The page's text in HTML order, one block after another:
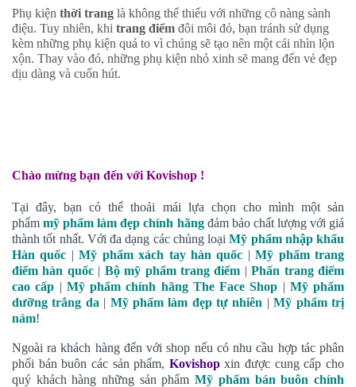
Phụ kiện thời trang là không thể thiếu với những cô nàng sành
điệu. Tuy nhiên, khi trang điểm đôi môi đỏ, bạn tránh sử dụng
kèm những phụ kiện quá to vì chúng sẽ tạo nên một cái nhìn lộn
xộn. Thay vào đó, những phụ kiện nhỏ xinh sẽ mang đến vẻ đẹp
dịu dàng và cuốn hút.
Chào mừng bạn đến với Kovishop !
Tại đây, bạn có thể thoải mái lựa chọn cho mình một sản
phẩm mỹ phẩm làm đẹp chính hãng đảm bảo chất lượng với giá
thành tốt nhất. Với đa dạng các chủng loại Mỹ phẩm nhập khẩu
Hàn quốc | Mỹ phẩm xách tay hàn quốc | Mỹ phẩm trang
điểm hàn quốc | Bộ mỹ phẩm trang điểm | Phấn trang điểm
cao cấp | Mỹ phẩm chính hãng The Face Shop | Mỹ phẩm
dưỡng trắng da | Mỹ phẩm làm đẹp tự nhiên | Mỹ phẩm trị
nám!
Ngoài ra khách hàng đến với shop nếu có nhu cầu hợp tác phân
phối bán buôn các sản phẩm, Kovishop xin được cung cấp cho
quý khách hàng những sản phẩm Mỹ phẩm bán buôn chính